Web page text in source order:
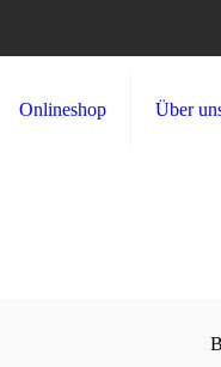
Onlineshop Über